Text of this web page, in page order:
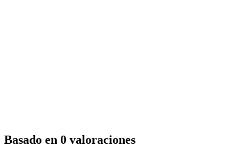
Basado en 0 valoraciones